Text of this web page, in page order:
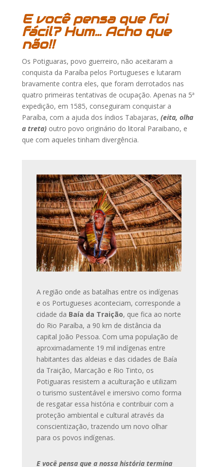
E você pensa que foi
fácil? Hum… Acho que
não!!
Os Potiguaras, povo guerreiro, não aceitaram a
conquista da Paraíba pelos Portugueses e lutaram
bravamente contra eles, que foram derrotados nas
quatro primeiras tentativas de ocupação. Apenas na 5ª
expedição, em 1585, conseguiram conquistar a
Paraíba, com a ajuda dos índios Tabajaras, (eita, olha
a treta)outro povo originário do litoral Paraibano, e
que com aqueles tinham divergência.
A região onde as batalhas entre os indígenas
e os Portugueses aconteciam, corresponde a
cidade da Baía da Traição, que fica ao norte
do Rio Paraíba, a 90 km de distância da
capital João Pessoa. Com uma população de
aproximadamente 19 mil indígenas entre
habitantes das aldeias e das cidades de Baía
da Traição, Marcação e Rio Tinto, os
Potiguaras resistem a aculturação e utilizam
o turismo sustentável e imersivo como forma
de resgatar essa história e contribuir com a
proteção ambiental e cultural através da
conscientização, trazendo um novo olhar
para os povos indígenas.
E você pensa que a nossa história termina